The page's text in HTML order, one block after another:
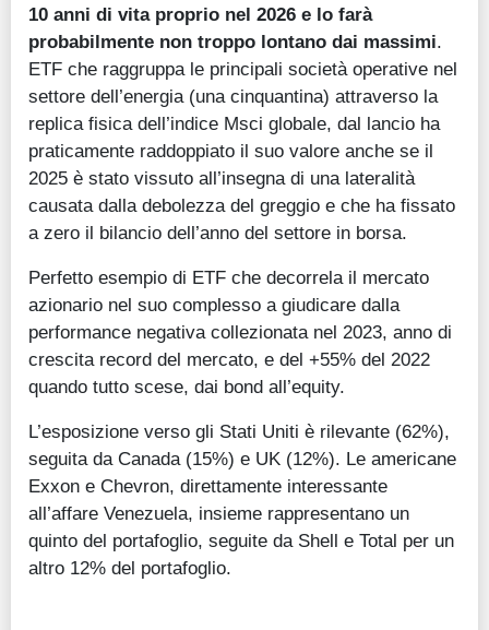
10 anni di vita proprio nel 2026 e lo farà
probabilmente non troppo lontano dai massimi.
ETF che raggruppa le principali società operative nel
settore dell’energia (una cinquantina) attraverso la
replica fisica dell’indice Msci globale, dal lancio ha
praticamente raddoppiato il suo valore anche se il
2025 è stato vissuto all’insegna di una lateralità
causata dalla debolezza del greggio e che ha fissato
a zero il bilancio dell’anno del settore in borsa.
Perfetto esempio di ETF che decorrela il mercato
azionario nel suo complesso a giudicare dalla
performance negativa collezionata nel 2023, anno di
crescita record del mercato, e del +55% del 2022
quando tutto scese, dai bond all’equity.
L’esposizione verso gli Stati Uniti è rilevante (62%),
seguita da Canada (15%) e UK (12%). Le americane
Exxon e Chevron, direttamente interessante
all’affare Venezuela, insieme rappresentano un
quinto del portafoglio, seguite da Shell e Total per un
altro 12% del portafoglio.